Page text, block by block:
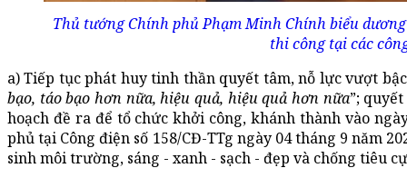
Thủ tướng Chính phủ Phạm Minh Chính biểu
thi công tại các
a) Tiếp tục phát huy tinh thần quyết tâm, nỗ lực vượt
bạo, táo bạo hơn nữa, hiệu quả, hiệu quả hơn nữa”;
hoạch đề ra để tổ chức khởi công, khánh thành vào
phủ tại Công điện số 158/CĐ-TTg ngày 04 tháng 9 năm
sinh môi trường, sáng - xanh - sạch - đẹp và chống tiêu